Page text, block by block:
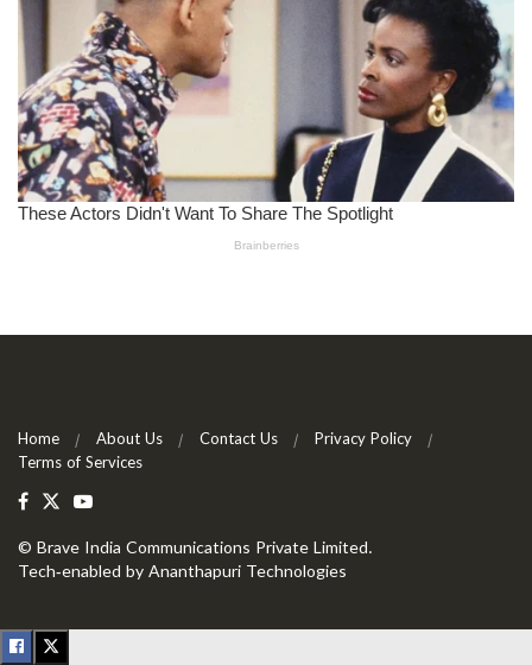
Home About Us Contact Us
Privacy Policy
Terms of Services
© Brave India Communications Private Limited.
Tech-enabled by Ananthapuri Technologies